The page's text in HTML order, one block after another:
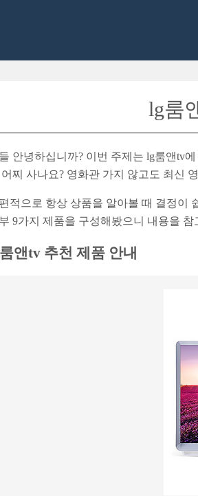
lg룸
안녕하십니까? 이번 주제는 lg룸앤tv
어찌 사나요? 영화관 가지 않고도 최신
적으로 항상 상품을 알아볼 때 결정이
9가지 제품을 구성해봤으니 내용을
앤tv 추천 제품 안내